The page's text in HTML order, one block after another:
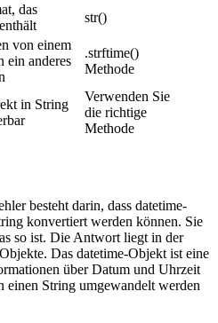
das
str()
von einem
ein anderes
.strftime()
Methode
in String
Verwenden Sie
die richtige
Methode
besteht darin, dass datetime-
konvertiert werden können. Sie
so ist. Die Antwort liegt in der
Das datetime-Objekt ist eine
über Datum und Uhrzeit
einen String umgewandelt werden